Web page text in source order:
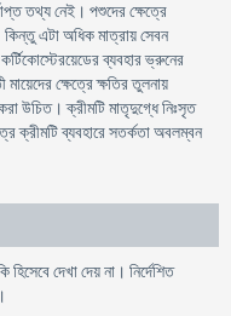
তথ্য নেই। পশুদের ক্ষেত্রে
এটা অধিক মাত্রায় সেবন
ব্যবহার ভ্রুনের
ক্ষেত্রে ক্ষতির তুলনায়
উচিত। ক্রীমটি মাতৃদুগ্ধে নিঃসৃত
ক্রীমটি ব্যবহারে সতর্কতা অবলম্বন
দেখা দেয় না। নির্দেশিত